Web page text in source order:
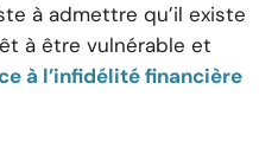
à admettre qu’il existe
à être vulnérable et
à l’infidélité financière